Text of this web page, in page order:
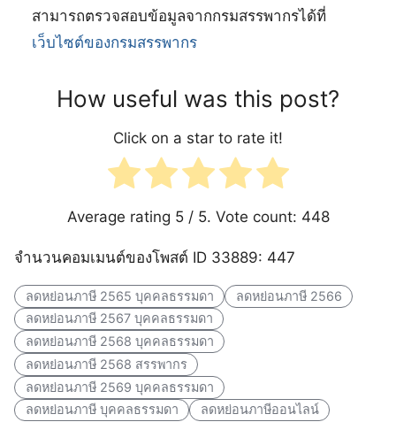
สามารถตรวจสอบข้อมูลจากกรมสรรพากรได้ที่
เว็บไซต์ของกรมสรรพากร
How useful was this post?
Click on a star to rate it!
Average rating 5/ 5. Vote count: 448
จำนวนคอมเมนต์ของโพสต์ ID 33889: 447
ลดหย่อนภาษี 2565 บุคคลธรรมดา
ลดหย่อนภาษี 2566
ลดหย่อนภาษี 2567 บุคคลธรรมดา
ลดหย่อนภาษี 2568 บุคคลธรรมดา
ลดหย่อนภาษี 2568 สรรพากร
ลดหย่อนภาษี 2569 บุคคลธรรมดา
ลดหย่อนภาษี บุคคลธรรมดา
ลดหย่อนภาษีออนไลน์